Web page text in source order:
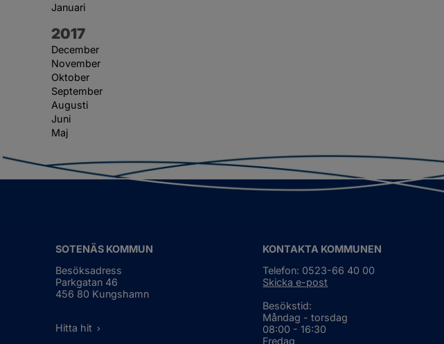
Januari
År:
2017
December
November
Oktober
September
Augusti
Juni
Maj
SOTENÄS KOMMUN
Besöksadress
Parkgatan 46
456 80 Kungshamn
Hitta hit
KONTAKTA KOMMUNEN
Telefon: 0523-66 40 00
Skicka e-post
Besökstid:
Måndag - torsdag
08:00 - 16:30
Fredag